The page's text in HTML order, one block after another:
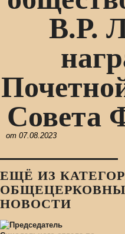
В.Р.
Совета
от 07.08.2023
ЕЩЁ ИЗ
НОВОСТИ